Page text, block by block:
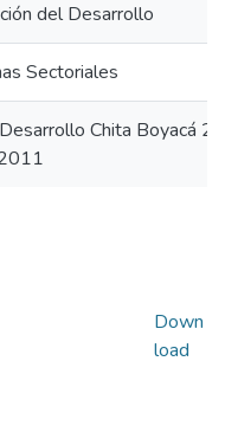
del Desarrollo
Sectoriales
Chita Boyacá
Down
load